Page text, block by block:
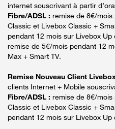
internet souscrivant à partir
Fibre/ADSL : remise de 8€/mois
Classic et Livebox Classic +
pendant 12 mois sur Livebox Up
remise de 5€/mois pendant 12
Max + Smart TV.
Remise Nouveau Client
clients Internet + Mobile
Fibre/ADSL : remise de 8€/mois
Classic et Livebox Classic +
pendant 12 mois sur Livebox Up